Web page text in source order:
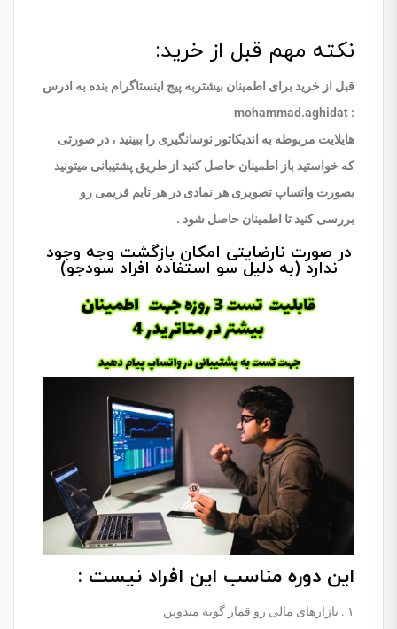
نکته مهم قبل از خرید:
قبل از خرید برای اطمینان بیشتربه پیج اینستاگرام بنده به ادرس
: mohammad.aghidat
هایلایت مربوطه به اندیکاتور نوسانگیری را ببینید ، در صورتی
که خواستید باز اطمینان حاصل کنید از طریق پشتیبانی میتونید
بصورت واتساپ تصویری هر نمادی در هر تایم فریمی رو
بررسی کنید تا اطمینان حاصل شود .
در صورت نارضایتی امکان بازگشت وجه وجود
ندارد (به دلیل سو استفاده افراد سودجو)
این دوره مناسب این افراد نیست :
۱ . بازارهای مالی رو قمار گونه میدونن